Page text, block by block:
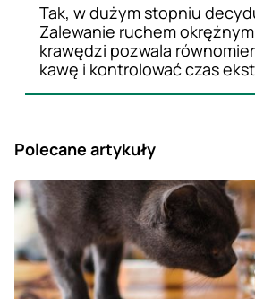
Tak, w dużym stopniu
Zalewanie ruchem
krawędzi pozwala
kawę i kontrolować czas
Polecane artykuły